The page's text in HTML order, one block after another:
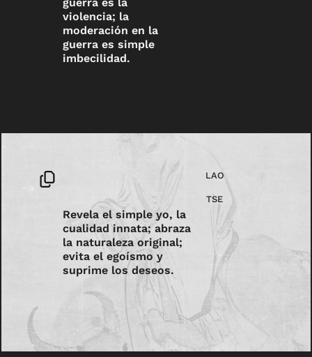
violencia; la
moderación en la
guerra es simple
imbecilidad.
Revela el simple yo, la
cualidad innata; abraza
la naturaleza original;
evita el egoísmo y
suprime los deseos.
LAO
TSE